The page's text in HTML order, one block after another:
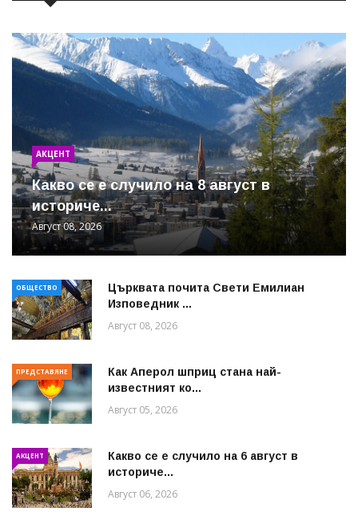
АКЦЕНТ
Какво се е случило на 8 август в
историче...
Август 08, 2026
ОБЩЕСТВО
Църквата почита Свeти Емилиан
Изповедник ...
Август 08, 2026
ПРЕДСТАВЯНЕ
Как Аперол шприц стана най-
известният ко...
Август 05, 2026
АКЦЕНТ
Какво се е случило на 6 август в
историче...
Август 06, 2026